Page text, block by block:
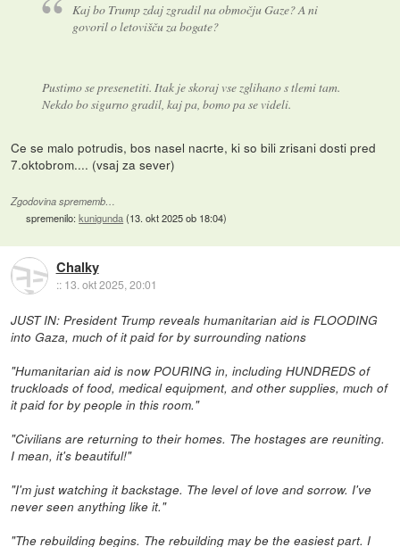
Kaj bo Trump zdaj zgradil na območju Gaze? A ni
govoril o letovišču za bogate?
Pustimo se presenetiti. Itak je skoraj vse zglihano s tlemi tam.
Nekdo bo sigurno gradil, kaj pa, bomo pa se videli.
Ce se malo potrudis, bos nasel nacrte, ki so bili zrisani dosti pred
7.oktobrom.... (vsaj za sever)
Zgodovina sprememb…
spremenilo:kunigunda(13. okt 2025 ob 18:04)
Chalky
:: 13. okt 2025, 20:01
JUST IN: President Trump reveals humanitarian aid is FLOODING
into Gaza, much of it paid for by surrounding nations
"Humanitarian aid is now POURING in, including HUNDREDS of
truckloads of food, medical equipment, and other supplies, much of
it paid for by people in this room."
"Civilians are returning to their homes. The hostages are reuniting.
I mean, it's beautiful!"
"I'm just watching it backstage. The level of love and sorrow. I've
never seen anything like it."
"The rebuilding begins. The rebuilding may be the easiest part. I